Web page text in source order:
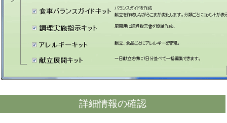
詳細情報の確認